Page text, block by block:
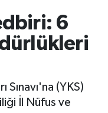
6
(YKS)
İl Nüfus ve